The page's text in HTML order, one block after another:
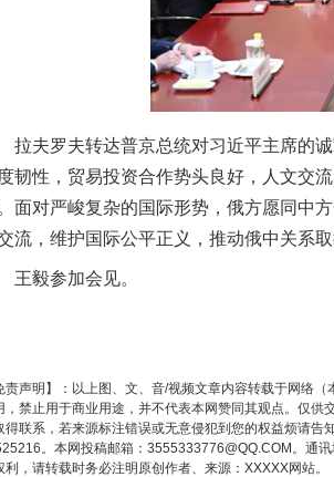
夫罗夫转达普京总统对习近平主席的诚
韧性，贸易投资合作势头良好，人文交
面对严峻复杂的国际形势，俄方愿同中
流，维护国际公平正义，推动俄中关系
毅参加会见。
责声明】：以上图、文、音/视频文章内容转载于网络
，禁止用于商业用途，并不代表本网赞同其观点。仅
得联系，若来源标注错误或无意侵犯到您的权益烦请
。本网投稿邮箱：3555333776@QQ.COM。通
利，请转载时务必注明原创作者、来源：XXXXX网站。
东山县通报“牛蛙产品抗生素超标问题”